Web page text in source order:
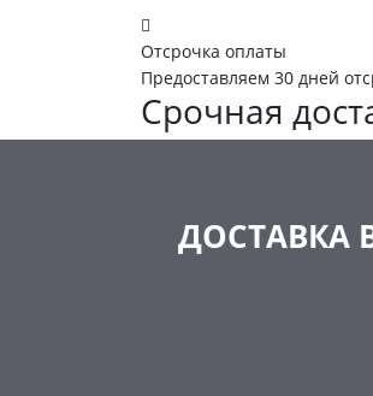
Отсрочка оплаты
Предоставляем 30 дней
Срочная
ДОСТАВКА